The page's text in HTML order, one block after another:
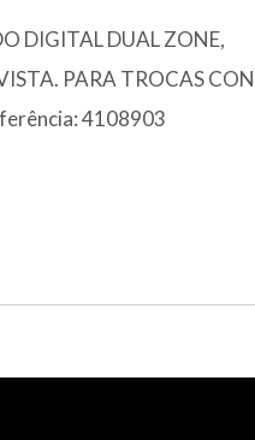
DIGITAL DUAL ZONE,
PARA TROCAS
4108903